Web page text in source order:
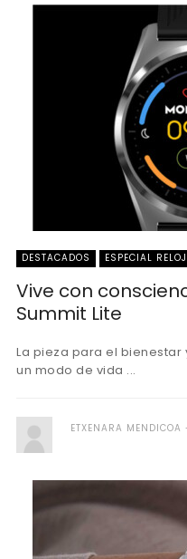
DESTACADOS ESPECIAL
Vive con
Summit Lite
La pieza para el bienestar
un modo de vida ...
ETXENARA MENDICOA